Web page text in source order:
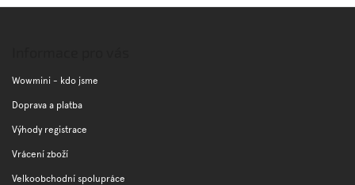
Wowmini - kdo jsme
Doprava a platba
Výhody registrace
Vrácení zboží
Velkoobchodní spolupráce